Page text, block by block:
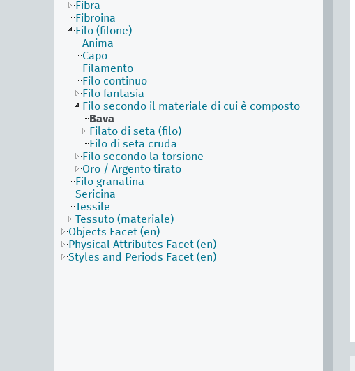
Fibra
Fibroina
Filo (filone)
Anima
Capo
Filamento
Filo continuo
Filo fantasia
Filo secondo il materiale di cui è composto
Bava
Filato di seta (filo)
Filo di seta cruda
Filo secondo la torsione
Oro / Argento tirato
Filo granatina
Sericina
Tessile
Tessuto (materiale)
Objects Facet (en)
Physical Attributes Facet (en)
Styles and Periods Facet (en)